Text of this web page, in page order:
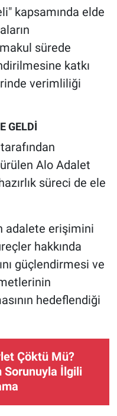
kapsamında elde
sürede
katkı
verimliliği
GELDİ
Alo Adalet
süreci de ele
adalete erişimini
hakkında
güçlendirmesi ve
hedeflendiği
Çöktü Mü?
Sorunuyla İlgili